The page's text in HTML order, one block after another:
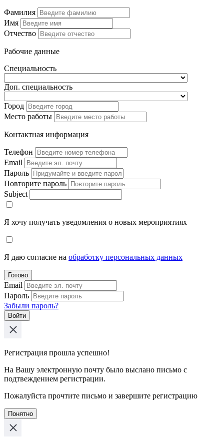
Фамилия
Имя
Отчество
Рабочие данные
Специальность
Доп. специальность
Город
Место работы
Контактная информация
Телефон
Email
Пароль
Повторите пароль
Subject
Я хочу получать уведомления о новых мероприятиях
Я даю согласие на обработку персональных данных
Готово
Email
Пароль
Забыли пароль?
Войти
Регистрация прошла успешно!
На Вашу электронную почту было выслано письмо с
подтвеждением регистрации.
Пожалуйста прочтите письмо и завершите регистрацию
Понятно